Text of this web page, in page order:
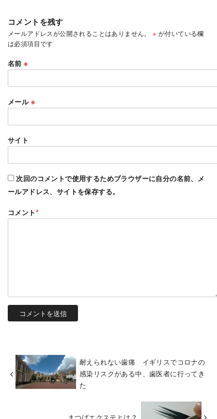
コメントを残す
メールアドレスが公開されることはありません。 ※ が付いている欄
は必須項目です
名前※
メール ※
サイト
次回のコメントで使用するためブラウザーに自分の名前、メ
ールアドレス、サイトを保存する。
コメント*
耐えられない歯痛 イギリスでコロナの
感染リスクがある中、歯医者に行ってき
た
まつげエクステとは？